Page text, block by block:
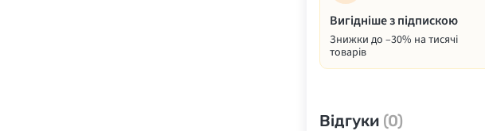
Вигідніше з підпискою
Знижки до –30% на тисячі
товарів
Відгуки (0)